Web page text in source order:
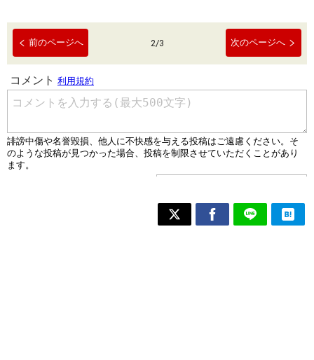
前のページへ 2/3 次のページへ